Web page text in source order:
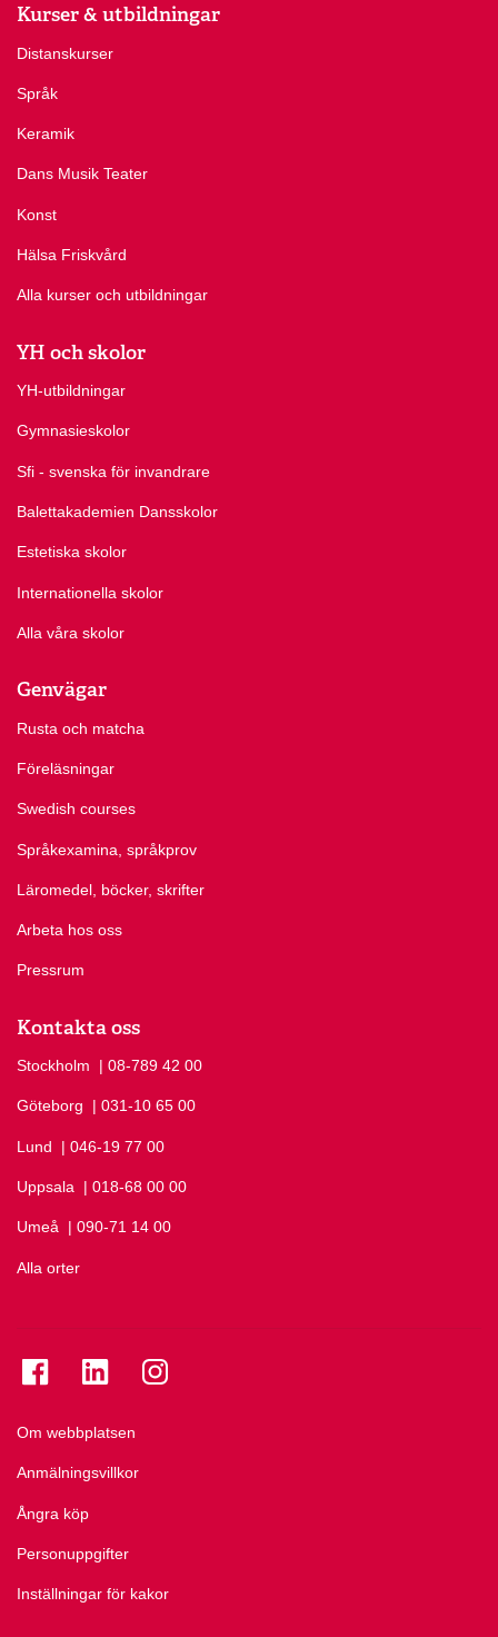
Kurser & utbildningar
Distanskurser
Språk
Keramik
Dans Musik Teater
Konst
Hälsa Friskvård
Alla kurser och utbildningar
YH och skolor
YH-utbildningar
Gymnasieskolor
Sfi - svenska för invandrare
Balettakademien Dansskolor
Estetiska skolor
Internationella skolor
Alla våra skolor
Genvägar
Rusta och matcha
Föreläsningar
Swedish courses
Språkexamina, språkprov
Läromedel, böcker, skrifter
Arbeta hos oss
Pressrum
Kontakta oss
Stockholm Ring Stockholm på
| 08-789 42 00
Göteborg Ring Göteborg på
| 031-10 65 00
Lund Ring Lund på
| 046-19 77 00
Uppsala Ring Uppsala på
| 018-68 00 00
Umeå Ring Umeå på
| 090-71 14 00
Alla orter
Om webbplatsen
Anmälningsvillkor
Ångra köp
Personuppgifter
Inställningar för kakor
Se folkuniversitetet på Facebook
Se folkuniversitetet på LinkedIn